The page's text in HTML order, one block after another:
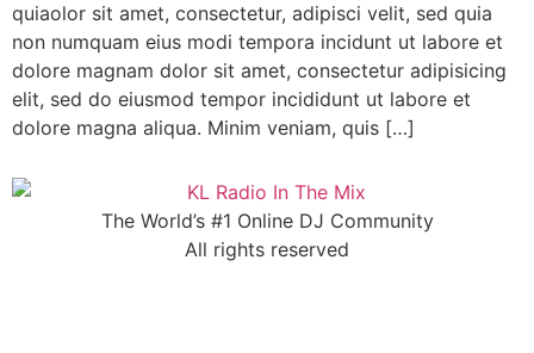
quiaolor sit amet, consectetur, adipisci velit, sed quia
non numquam eius modi tempora incidunt ut labore et
dolore magnam dolor sit amet, consectetur adipisicing
elit, sed do eiusmod tempor incididunt ut labore et
dolore magna aliqua. Minim veniam, quis […]
The World’s #1 Online DJ Community
All rights reserved